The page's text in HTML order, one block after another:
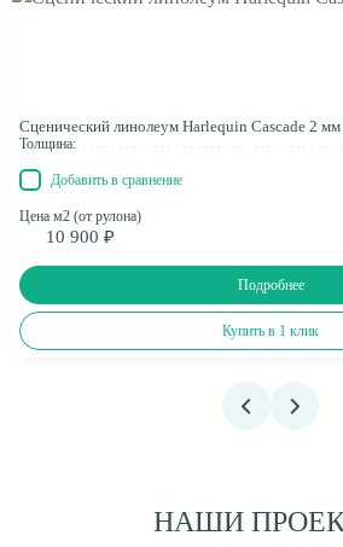
Сценический линолеум Harlequin Cascade 2
Толщина:
Добавить в сравнение
Цена м2 (от рулона)
10 900 ₽
Подробнее
Купить в 1 клик
НАШИ